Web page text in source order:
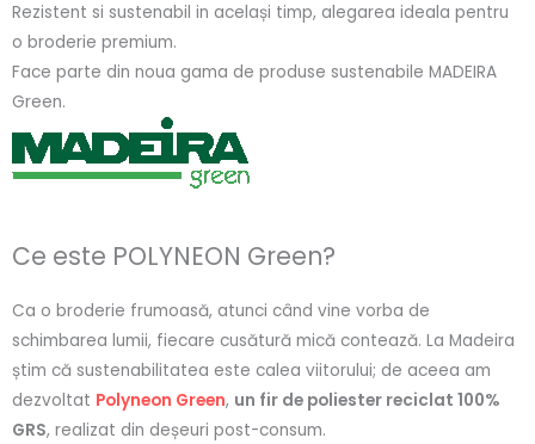
Rezistent si sustenabil in același timp, alegarea ideala pentru
o broderie premium.
Face parte din noua gama de produse sustenabile MADEIRA
Green.
Ce este POLYNEON Green?
Ca o broderie frumoasă, atunci când vine vorba de
schimbarea lumii, fiecare cusătură mică contează. La Madeira
știm că sustenabilitatea este calea viitorului; de aceea am
dezvoltat Polyneon Green, un fir de poliester reciclat 100%
GRS, realizat din deșeuri post-consum.